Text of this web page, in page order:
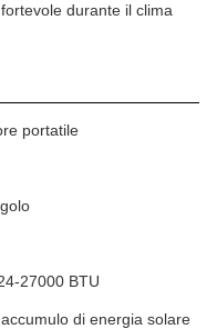
durante il clima
portatile
27000 BTU
di energia solare